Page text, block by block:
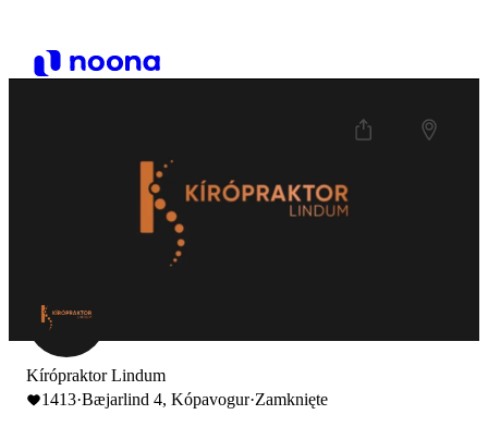
Kírópraktor Lindum
1413·Bæjarlind 4, Kópavogur·Zamknięte